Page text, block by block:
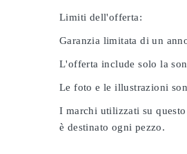
Limiti dell'offerta:
Garanzia limitata di un
L'offerta include solo la
Le foto e le illustrazioni
I marchi utilizzati su
è destinato ogni pezzo.